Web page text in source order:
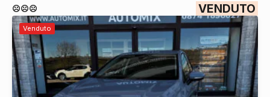
☹️☹️☹️
VENDUTO
Venduto